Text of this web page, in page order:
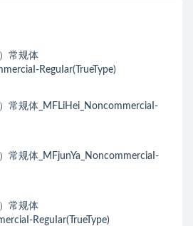
常规体
ReguIar(TrueType)
常规体_MFLiHei_NoncommerciaI-
常规体_MFjunYa_NoncommerciaI-
常规体
ReguIar(TrueType)